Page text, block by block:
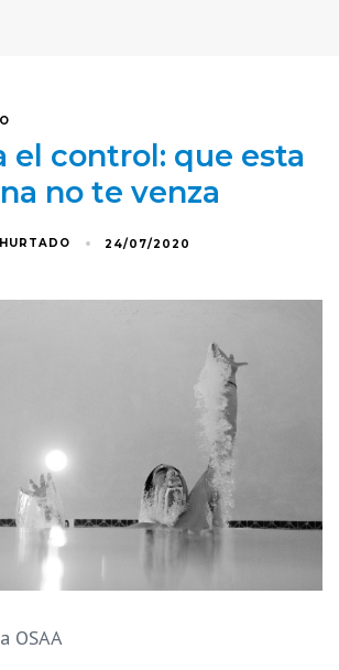
el control: que esta
no te venza
24/07/2020
OSAA